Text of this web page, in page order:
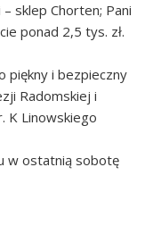
sklep Chorten; Pani
ponad 2,5 tys. zł.
piękny i bezpieczny
Radomskiej i
K Linowskiego
w ostatnią sobotę